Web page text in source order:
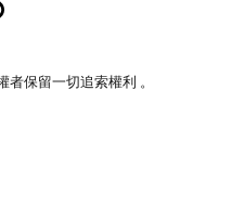
保留一切追索權利 。